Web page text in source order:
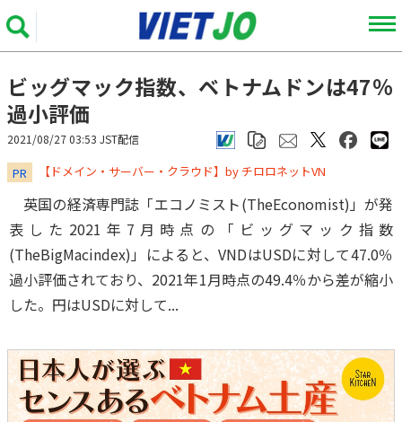
ビッグマック指数、ベトナムドンは47％
過小評価
2021/08/27 03:53 JST配信
PR ​​​​​​​【ドメイン・サーバー・クラウド】by チロロネットVN
英国の経済専門誌「エコノミスト(TheEconomist)」が発
表した2021年7月時点の「ビッグマック指数
(TheBigMacindex)」によると、VNDはUSDに対して47.0％
過小評価されており、2021年1月時点の49.4％から差が縮小
した。円はUSDに対して...